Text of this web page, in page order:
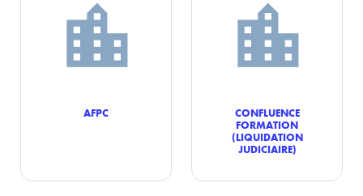
AFPC
CONFLUENCE
FORMATION
(LIQUIDATION
JUDICIAIRE)